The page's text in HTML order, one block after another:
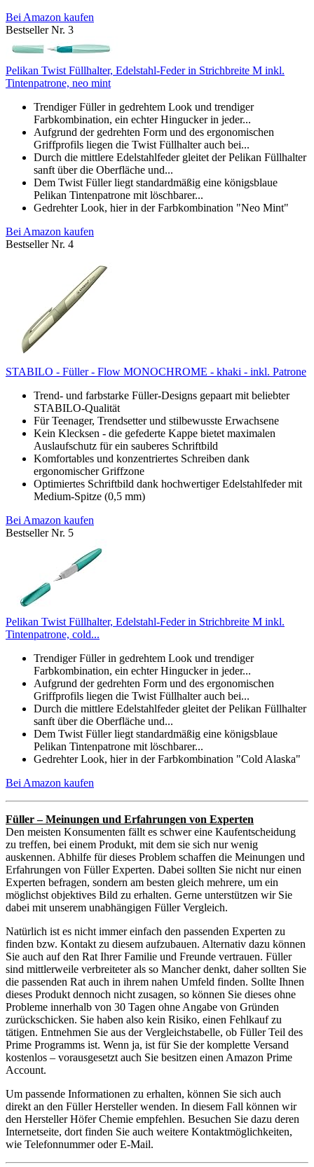
Bei Amazon kaufen
Bestseller Nr. 3
Pelikan Twist Füllhalter, Edelstahl-Feder in Strichbreite M inkl.
Tintenpatrone, neo mint
Trendiger Füller in gedrehtem Look und trendiger
Farbkombination, ein echter Hingucker in jeder...
Aufgrund der gedrehten Form und des ergonomischen
Griffprofils liegen die Twist Füllhalter auch bei...
Durch die mittlere Edelstahlfeder gleitet der Pelikan Füllhalter
sanft über die Oberfläche und...
Dem Twist Füller liegt standardmäßig eine königsblaue
Pelikan Tintenpatrone mit löschbarer...
Gedrehter Look, hier in der Farbkombination "Neo Mint"
Bei Amazon kaufen
Bestseller Nr. 4
STABILO - Füller - Flow MONOCHROME - khaki - inkl. Patrone
Trend- und farbstarke Füller-Designs gepaart mit beliebter
STABILO-Qualität
Für Teenager, Trendsetter und stilbewusste Erwachsene
Kein Klecksen - die gefederte Kappe bietet maximalen
Auslaufschutz für ein sauberes Schriftbild
Komfortables und konzentriertes Schreiben dank
ergonomischer Griffzone
Optimiertes Schriftbild dank hochwertiger Edelstahlfeder mit
Medium-Spitze (0,5 mm)
Bei Amazon kaufen
Bestseller Nr. 5
Pelikan Twist Füllhalter, Edelstahl-Feder in Strichbreite M inkl.
Tintenpatrone, cold...
Trendiger Füller in gedrehtem Look und trendiger
Farbkombination, ein echter Hingucker in jeder...
Aufgrund der gedrehten Form und des ergonomischen
Griffprofils liegen die Twist Füllhalter auch bei...
Durch die mittlere Edelstahlfeder gleitet der Pelikan Füllhalter
sanft über die Oberfläche und...
Dem Twist Füller liegt standardmäßig eine königsblaue
Pelikan Tintenpatrone mit löschbarer...
Gedrehter Look, hier in der Farbkombination "Cold Alaska"
Bei Amazon kaufen
Füller – Meinungen und Erfahrungen von Experten
Den meisten Konsumenten fällt es schwer eine Kaufentscheidung
zu treffen, bei einem Produkt, mit dem sie sich nur wenig
auskennen. Abhilfe für dieses Problem schaffen die Meinungen und
Erfahrungen von Füller Experten. Dabei sollten Sie nicht nur einen
Experten befragen, sondern am besten gleich mehrere, um ein
möglichst objektives Bild zu erhalten. Gerne unterstützen wir Sie
dabei mit unserem unabhängigen Füller Vergleich.
Natürlich ist es nicht immer einfach den passenden Experten zu
finden bzw. Kontakt zu diesem aufzubauen. Alternativ dazu können
Sie auch auf den Rat Ihrer Familie und Freunde vertrauen. Füller
sind mittlerweile verbreiteter als so Mancher denkt, daher sollten Sie
die passenden Rat auch in ihrem nahen Umfeld finden. Sollte Ihnen
dieses Produkt dennoch nicht zusagen, so können Sie dieses ohne
Probleme innerhalb von 30 Tagen ohne Angabe von Gründen
zurückschicken. Sie haben also kein Risiko, einen Fehlkauf zu
tätigen. Entnehmen Sie aus der Vergleichstabelle, ob Füller Teil des
Prime Programms ist. Wenn ja, ist für Sie der komplette Versand
kostenlos – vorausgesetzt auch Sie besitzen einen Amazon Prime
Account.
Um passende Informationen zu erhalten, können Sie sich auch
direkt an den Füller Hersteller wenden. In diesem Fall können wir
den Hersteller Höfer Chemie empfehlen. Besuchen Sie dazu deren
Internetseite, dort finden Sie auch weitere Kontaktmöglichkeiten,
wie Telefonnummer oder E-Mail.